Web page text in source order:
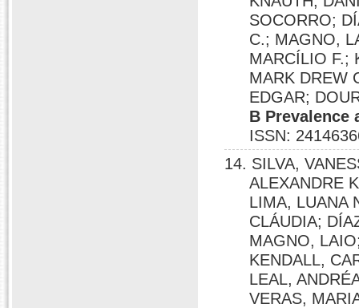
SOCORRO;
C.; MAGNO,
MARCÍLIO F.;
MARK DREW
EDGAR;
B Prevalence
ISSN:
14. SILVA,
ALEXANDRE
LIMA, LUANA
CLÁUDIA;
MAGNO,
KENDALL,
LEAL,
VERAS,